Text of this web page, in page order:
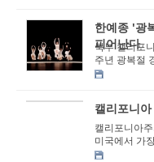
한예종 '광
피어난다
북부 캘리포
주년 광복절
란시스코 시
캘리포니
캘리포니아
미국에서 가
업률인 4.1%